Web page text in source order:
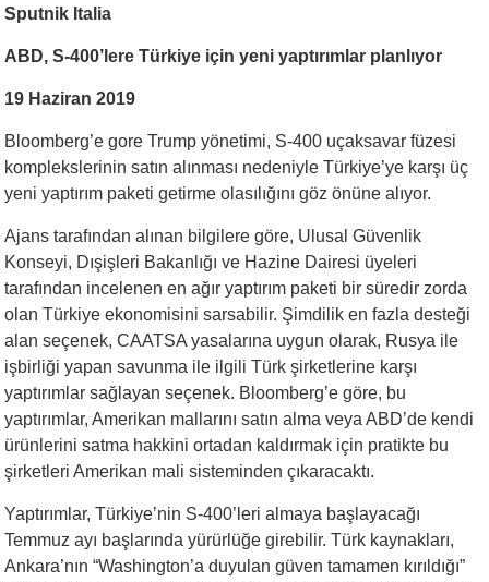
Sputnik Italia
ABD, S-400’lere Türkiye için yeni yaptırımlar planlıyor
19 Haziran 2019
Bloomberg’e gore Trump yönetimi, S-400 uçaksavar füzesi
komplekslerinin satın alınması nedeniyle Türkiye’ye karşı üç
yeni yaptırım paketi getirme olasılığını göz önüne alıyor.
Ajans tarafından alınan bilgilere göre, Ulusal Güvenlik
Konseyi, Dışişleri Bakanlığı ve Hazine Dairesi üyeleri
tarafından incelenen en ağır yaptırım paketi bir süredir zorda
olan Türkiye ekonomisini sarsabilir. Şimdilik en fazla desteği
alan seçenek, CAATSA yasalarına uygun olarak, Rusya ile
işbirliği yapan savunma ile ilgili Türk şirketlerine karşı
yaptırımlar sağlayan seçenek. Bloomberg’e göre, bu
yaptırımlar, Amerikan mallarını satın alma veya ABD’de kendi
ürünlerini satma hakkini ortadan kaldırmak için pratikte bu
şirketleri Amerikan mali sisteminden çıkaracaktı.
Yaptırımlar, Türkiye’nin S-400’leri almaya başlayacağı
Temmuz ayı başlarında yürürlüğe girebilir. Türk kaynakları,
Ankara’nın “Washington’a duyulan güven tamamen kırıldığı”